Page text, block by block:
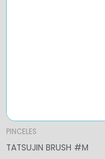
PINCELES
TATSUJIN BRUSH #M